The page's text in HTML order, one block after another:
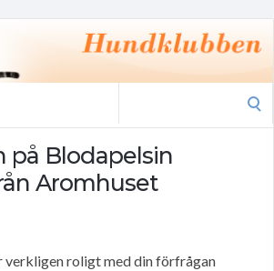
på Blodapelsin
Aromhuset
verkligen roligt med din förfrågan